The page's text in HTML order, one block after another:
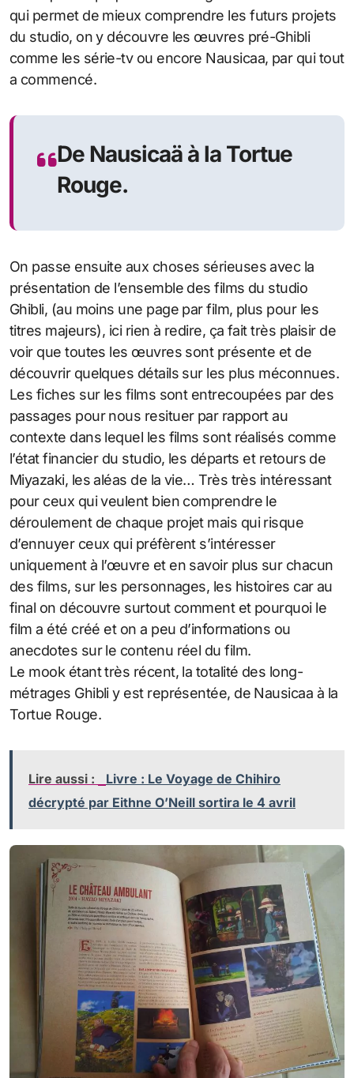
qui permet de mieux comprendre les futurs projets
du studio, on y découvre les œuvres pré-Ghibli
comme les série-tv ou encore Nausicaa, par qui tout
a commencé.
De Nausicaä à la Tortue
Rouge.
On passe ensuite aux choses sérieuses avec la
présentation de l’ensemble des films du studio
Ghibli, (au moins une page par film, plus pour les
titres majeurs), ici rien à redire, ça fait très plaisir de
voir que toutes les œuvres sont présente et de
découvrir quelques détails sur les plus méconnues.
Les fiches sur les films sont entrecoupées par des
passages pour nous resituer par rapport au
contexte dans lequel les films sont réalisés comme
l’état financier du studio, les départs et retours de
Miyazaki, les aléas de la vie… Très très intéressant
pour ceux qui veulent bien comprendre le
déroulement de chaque projet mais qui risque
d’ennuyer ceux qui préfèrent s’intéresser
uniquement à l’œuvre et en savoir plus sur chacun
des films, sur les personnages, les histoires car au
final on découvre surtout comment et pourquoi le
film a été créé et on a peu d’informations ou
anecdotes sur le contenu réel du film.
Le mook étant très récent, la totalité des long-
métrages Ghibli y est représentée, de Nausicaa à la
Tortue Rouge.
Lire aussi :
Livre : Le Voyage de Chihiro
décrypté par Eithne O’Neill sortira le 4 avril